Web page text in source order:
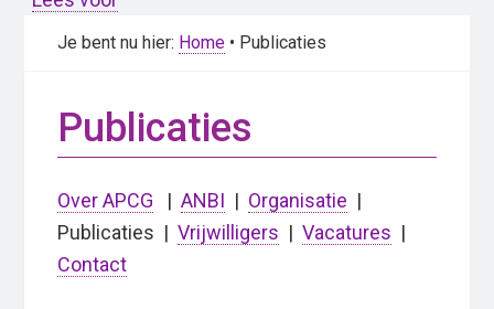
Je bent nu hier: Home • Publicaties
Publicaties
Over APCG |ANBI | Organisatie |
Publicaties |Vrijwilligers |Vacatures |
Contact